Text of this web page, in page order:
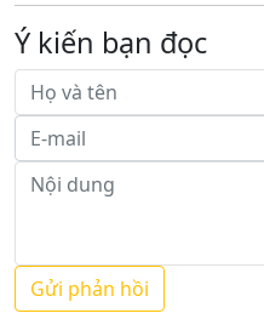
Ý kiến bạn đọc